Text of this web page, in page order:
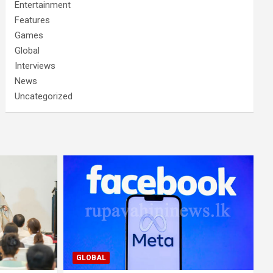
Entertainment
Features
Games
Global
Interviews
News
Uncategorized
GLOBAL